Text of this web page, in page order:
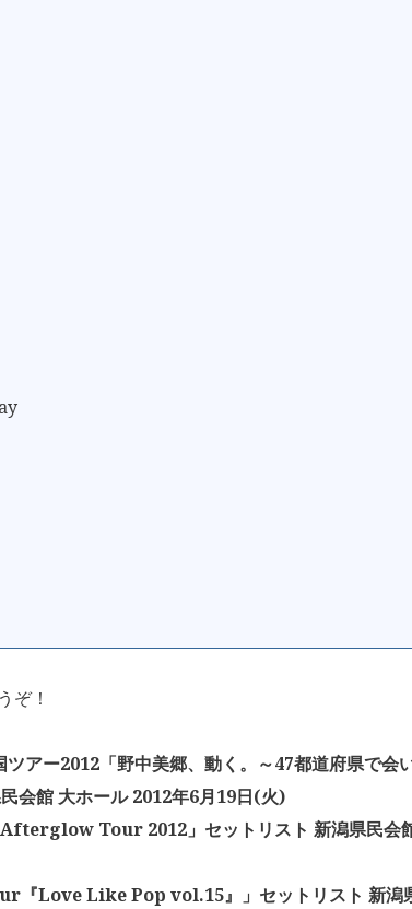
ぞ！
アー2012「野中美郷、動く。～47都道府県で会
会館 大ホール 2012年6月19日(火)
Tour 2012」セットリスト 新潟県民会
Love Like Pop vol.15』」セットリスト 新潟